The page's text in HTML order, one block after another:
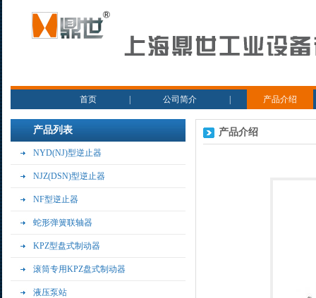
首页 公司简介 产品介绍
产品列表
NYD(NJ)型逆止器
NJZ(DSN)型逆止器
NF型逆止器
蛇形弹簧联轴器
KPZ型盘式制动器
滚筒专用KPZ盘式制动器
液压泵站
产品介绍